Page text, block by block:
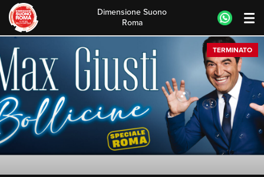
content
Dimensione Suono
Roma
TERMINATO